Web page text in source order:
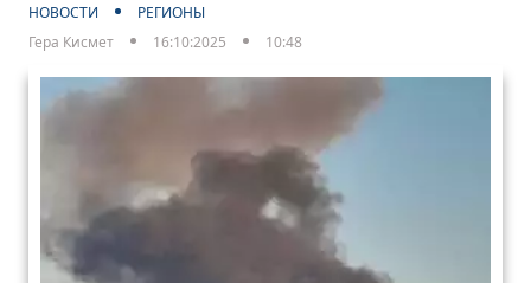
НОВОСТИ
РЕГИОНЫ
Гера Кисмет
16:10:2025 10:48